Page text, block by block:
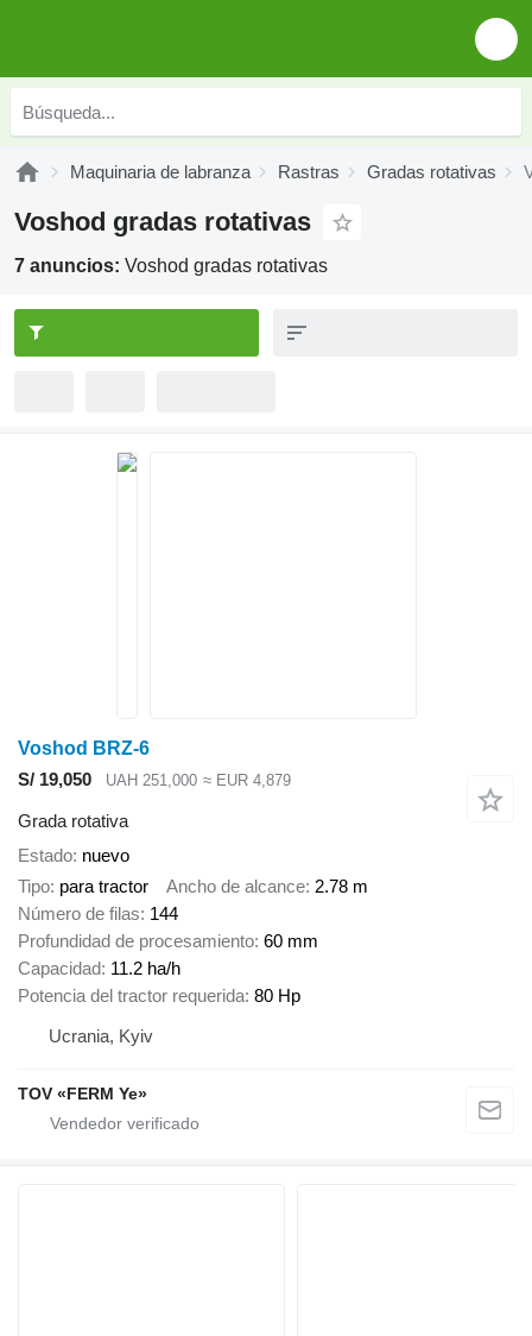
Maquinaria de labranza Rastras Gradas rotativas
Voshod gradas rotativas
7 anuncios: Voshod gradas rotativas
Voshod BRZ-6
S/ 19,050
UAH 251,000 ≈ EUR 4,879
Grada rotativa
Estado nuevo
Tipo para tractor Ancho de alcance 2.78 m
Número de filas 144
Profundidad de procesamiento 60 mm
Capacidad 11.2 ha/h
Potencia del tractor requerida 80 Hp
Ucrania, Kyiv
TOV «FERM Ye»